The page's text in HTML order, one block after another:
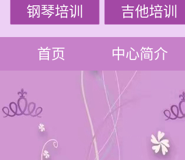
钢琴培训 吉他培训
首页 中心简介